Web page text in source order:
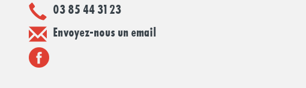
03 85 44 31 23
Envoyez-nous un email